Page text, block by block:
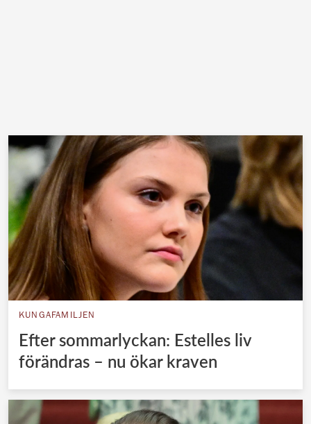
KUNGAFAMILJEN
Efter sommarlyckan: Estelles liv
förändras – nu ökar kraven